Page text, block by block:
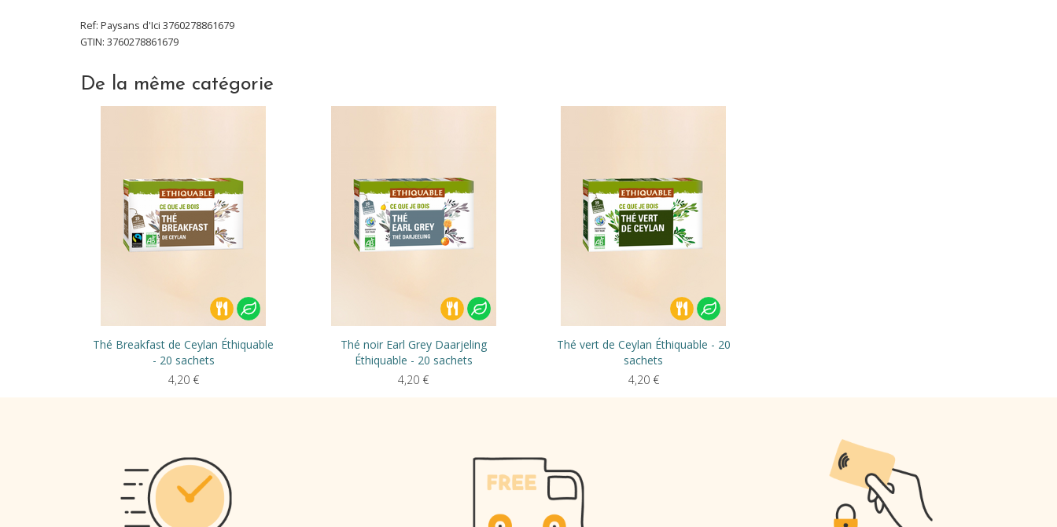
Ref: Paysans d'Ici 3760278861679
GTIN: 3760278861679
De la même catégorie
Thé Breakfast de Ceylan Éthiquable
- 20 sachets
4,20 €
Thé noir Earl Grey Daarjeling
Éthiquable - 20 sachets
4,20 €
Thé vert de Ceylan Éthiquable - 20
sachets
4,20 €